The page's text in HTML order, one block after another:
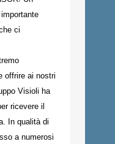
ci
offrire ai nostri
Visioli ha
ricevere il
In qualità di
a numerosi